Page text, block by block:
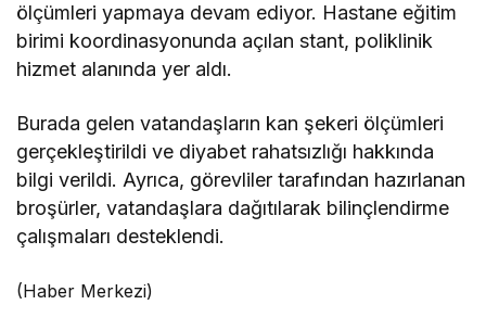
ölçümleri yapmaya devam ediyor. Hastane eğitim
birimi koordinasyonunda açılan stant, poliklinik
hizmet alanında yer aldı.
Burada gelen vatandaşların kan şekeri ölçümleri
gerçekleştirildi ve diyabet rahatsızlığı hakkında
bilgi verildi. Ayrıca, görevliler tarafından hazırlanan
broşürler, vatandaşlara dağıtılarak bilinçlendirme
çalışmaları desteklendi.
(Haber Merkezi)